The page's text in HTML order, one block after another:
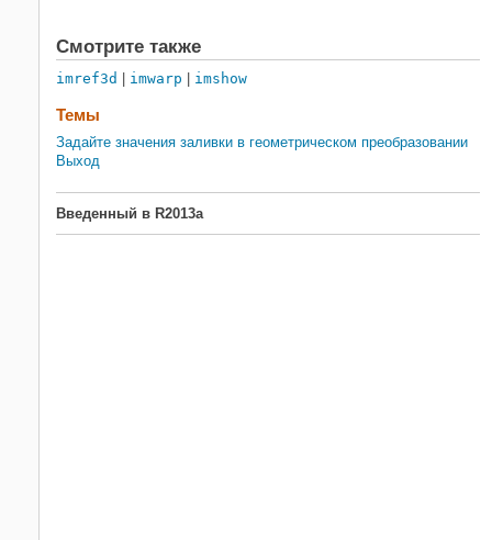
Смотрите также
imref3d imwarp imshow
Темы
Задайте значения заливки в геометрическом преобразовании
Выход
Введенный в R2013a